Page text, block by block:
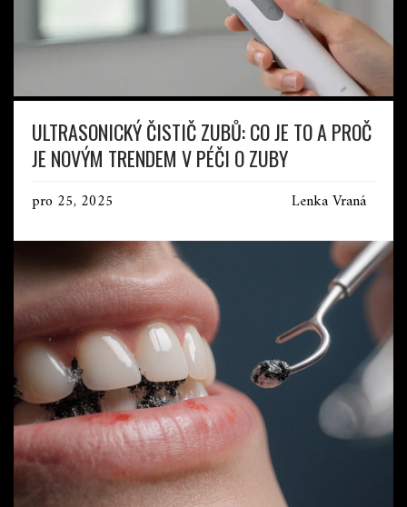
ULTRASONICKÝ ČISTIČ ZUBŮ: CO JE TO A PROČ
JE NOVÝM TRENDEM V PÉČI O ZUBY
pro 25, 2025 Lenka Vraná